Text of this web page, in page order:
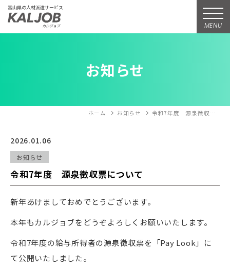
富山県の人材派遣サービス
MENU
お知らせ
ホーム お知らせ 令和7年度 源泉徴収…
2026.01.06
お知らせ
令和7年度 源泉徴収票について
新年あけましておめでとうございます。
本年もカルジョブをどうぞよろしくお願いいたします。
令和7年度の給与所得者の源泉徴収票を「Pay Look」に
て公開いたしました。